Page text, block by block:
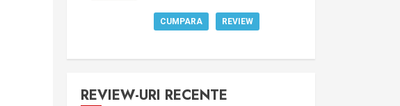
CUMPARA REVIEW
REVIEW-URI RECENTE